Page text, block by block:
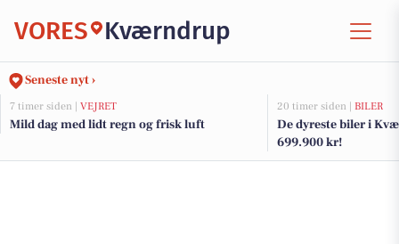
VORES Kværndrup
Seneste nyt ›
7 timer siden | VEJRET
Mild dag med lidt regn og frisk luft
20 timer siden | BILER
De dyreste biler i
699.900 kr!